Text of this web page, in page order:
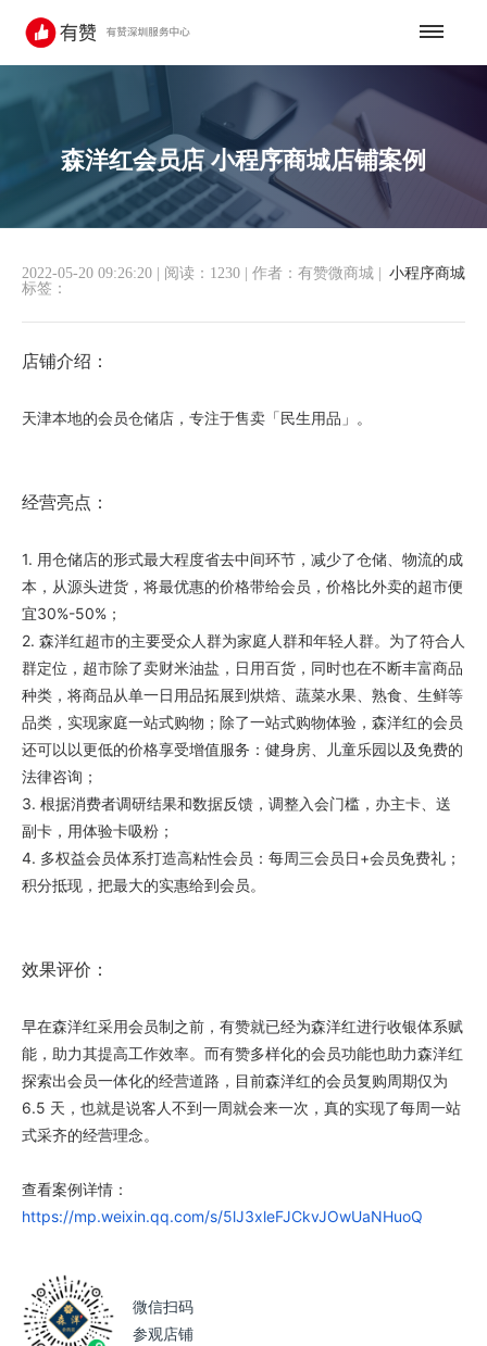
森洋红会员店 小程序商城店铺案例
小程序商城
2022-05-20 09:26:20 阅读：1230 作者：有赞微商城
标签：
店铺介绍：
天津本地的会员仓储店，专注于售卖「民生用品」。
经营亮点：
1. 用仓储店的形式最大程度省去中间环节，减少了仓储、物流的成
本，从源头进货，将最优惠的价格带给会员，价格比外卖的超市便
宜30%-50%；
2. 森洋红超市的主要受众人群为家庭人群和年轻人群。为了符合人
群定位，超市除了卖财米油盐，日用百货，同时也在不断丰富商品
种类，将商品从单一日用品拓展到烘焙、蔬菜水果、熟食、生鲜等
品类，实现家庭一站式购物；除了一站式购物体验，森洋红的会员
还可以以更低的价格享受增值服务：健身房、儿童乐园以及免费的
法律咨询；
3. 根据消费者调研结果和数据反馈，调整入会门槛，办主卡、送
副卡，用体验卡吸粉；
4. 多权益会员体系打造高粘性会员：每周三会员日+会员免费礼；
积分抵现，把最大的实惠给到会员。
效果评价：
早在森洋红采用会员制之前，有赞就已经为森洋红进行收银体系赋
能，助力其提高工作效率。而有赞多样化的会员功能也助力森洋红
探索出会员一体化的经营道路，目前森洋红的会员复购周期仅为
6.5 天，也就是说客人不到一周就会来一次，真的实现了每周一站
式采齐的经营理念。
查看案例详情：
https://mp.weixin.qq.com/s/5lJ3xleFJCkvJOwUaNHuoQ
微信扫码
参观店铺